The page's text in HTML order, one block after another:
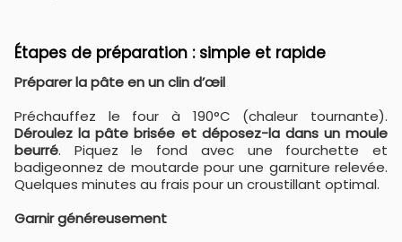
Étapes de préparation : simple et rapide
Préparer la pâte en un clin d’œil
Préchauffez le four à 190°C (chaleur tournante).
Déroulez la pâte brisée et déposez-la dans un moule
beurré. Piquez le fond avec une fourchette et
badigeonnez de moutarde pour une garniture relevée.
Quelques minutes au frais pour un croustillant optimal.
Garnir généreusement